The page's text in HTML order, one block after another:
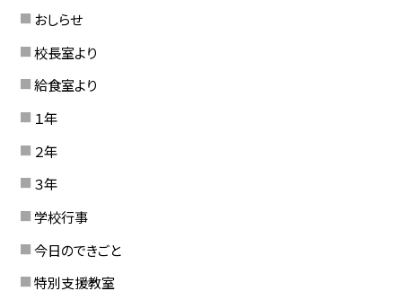
おしらせ
校長室より
給食室より
１年
２年
３年
学校行事
今日のできごと
特別支援教室